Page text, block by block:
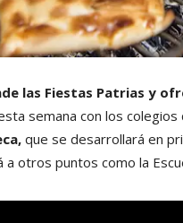
las Fiestas Patrias y
semana con los
que se desarrollará en
otros puntos como la